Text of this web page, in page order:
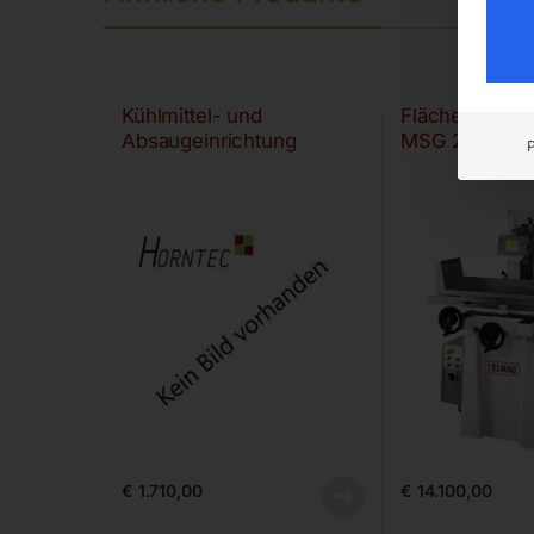
Kühlmittel- und
Absaugeinrichtung
€ 1.710,00
MSG 210/450
€ 14.100,00